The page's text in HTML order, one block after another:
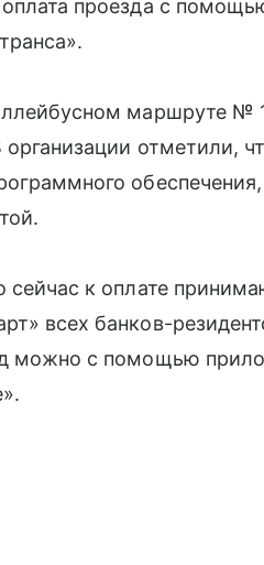
оплата проезда с
маршруте №
организации отметили,
сейчас к оплате
всех банков-
можно с помощью